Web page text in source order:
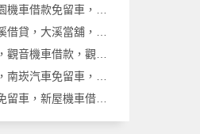
免留車，大園當舖推薦
溪當舖，大溪汽車借款
款，觀音借款，觀音借錢
車，南崁借款，南崁借貸
機車借款免留車，新屋借款